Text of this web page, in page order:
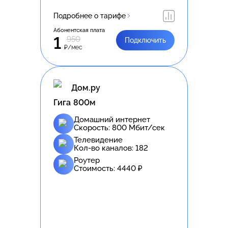
Подробнее о тарифе
Абонентская плата
1 950
₽/мес
Подключить
Дом.ру
Гига 800м
Домашний интернет
Скорость: 800 Мбит/сек
Телевидение
Кол-во каналов: 182
Роутер
Стоимость: 4440 ₽